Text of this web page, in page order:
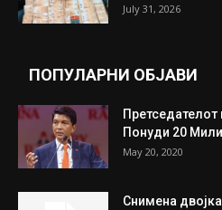
July 31, 2026
ПОПУЛАРНИ ОБЈАВИ
Понуди 20
May 20, 2020
Снимена